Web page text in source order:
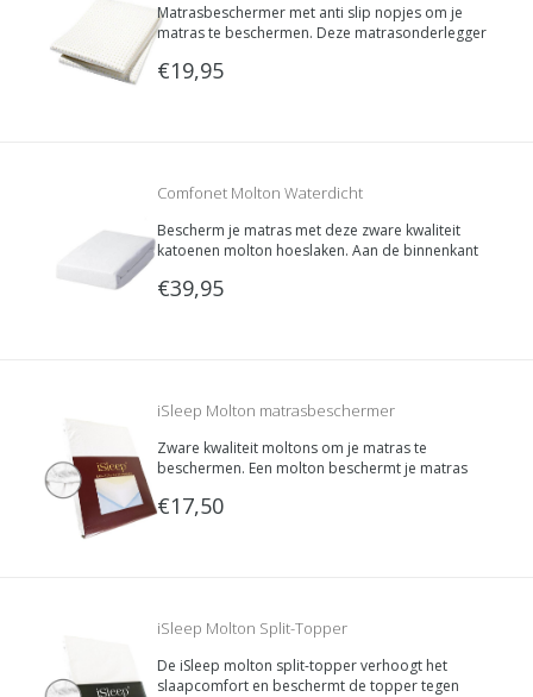
Matrasbeschermer met anti slip nopjes om je
matras te beschermen. Deze matrasonderlegger
lattenbodem, en beschermt zo je matras tegen
€19,95
Comfonet Molton Waterdicht
Bescherm je matras met deze zware kwaliteit
katoenen molton hoeslaken. Aan de binnenkant
Beschermt uw matras tegen vochtplekken en
€39,95
iSleep Molton matrasbeschermer
Zware kwaliteit moltons om je matras te
beschermen. Een molton beschermt je matras
voor een goede vochtopname. Gemaakt van
€17,50
iSleep Molton Split-Topper
De iSleep molton split-topper verhoogt het
slaapcomfort en beschermt de topper tegen